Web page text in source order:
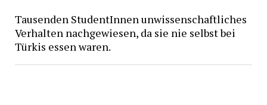
Tausenden StudentInnen unwissenschaftliches
Verhalten nachgewiesen, da sie nie selbst bei
Türkis essen waren.